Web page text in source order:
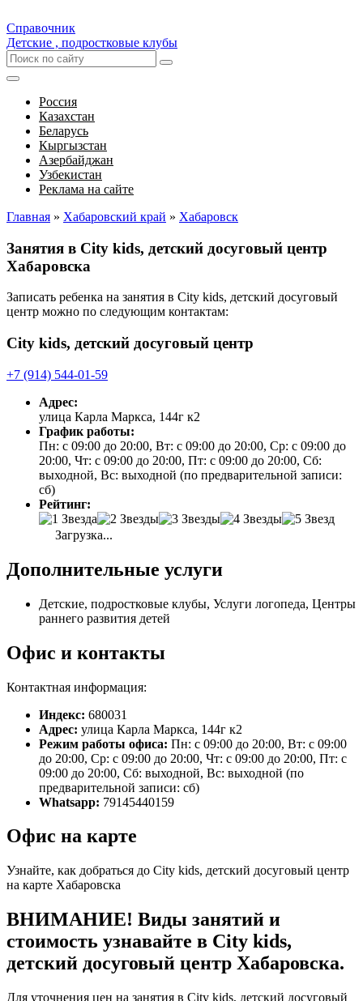
Справочник
Детские , подростковые клубы
Россия
Казахстан
Беларусь
Кыргызстан
Азербайджан
Узбекистан
Реклама на сайте
Главная » Хабаровский край » Хабаровск
Занятия в City kids, детский досуговый центр
Хабаровска
Записать ребенка на занятия в City kids, детский досуговый
центр можно по следующим контактам:
City kids, детский досуговый центр
+7 (914) 544-01-59
Адрес:
улица Карла Маркса, 144г к2
График работы:
Пн: с 09:00 до 20:00, Вт: с 09:00 до 20:00, Ср: с 09:00 до
20:00, Чт: с 09:00 до 20:00, Пт: с 09:00 до 20:00, Сб:
выходной, Вс: выходной (по предварительной записи:
сб)
Рейтинг:
Загрузка...
Дополнительные услуги
Детские, подростковые клубы, Услуги логопеда, Центры
раннего развития детей
Офис и контакты
Контактная информация:
Индекс: 680031
Адрес: улица Карла Маркса, 144г к2
Режим работы офиса: Пн: с 09:00 до 20:00, Вт: с 09:00
до 20:00, Ср: с 09:00 до 20:00, Чт: с 09:00 до 20:00, Пт: с
09:00 до 20:00, Сб: выходной, Вс: выходной (по
предварительной записи: сб)
Whatsapp: 79145440159
Офис на карте
Узнайте, как добраться до City kids, детский досуговый центр
на карте Хабаровска
ВНИМАНИЕ! Виды занятий и
стоимость узнавайте в City kids,
детский досуговый центр Хабаровска.
Для уточнения цен на занятия в City kids, детский досуговый